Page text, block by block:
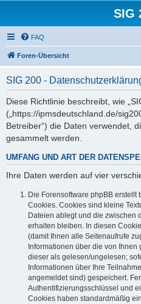
SIG
FAQ
Foren-Übersicht
SIG 200 -
Diese Richtlinie beschreibt, wie
(„https://ipmsdeutschland.de/
Betreiber“) die Daten verwendet,
gesammelt werden.
UMFANG UND ART DER
Ihre Daten werden auf vier
Die Forensoftware phpBB erstellt
Cookies. Cookies sind kleine
Dateien ablegt und die zwischen
erhalten bleiben. In diesen
(damit Ihnen alle Seitenaufrufe
Informationen über die von
dieser als gelesen/ungelesen;
Informationen über Ihre
angemeldet sind) gespeichert.
Authentifizierungsschlüssel und
Cookies haben standardmäßig